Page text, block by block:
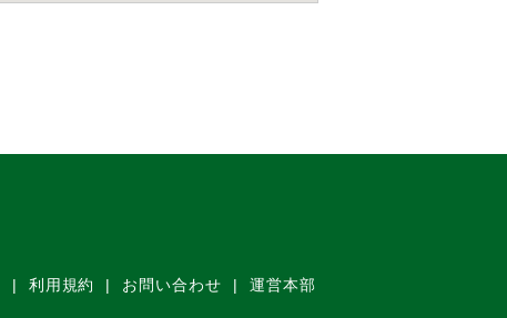
利用規約 お問い合わせ 運営本部